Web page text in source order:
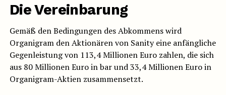
Die Vereinbarung
Gemäß den Bedingungen des Abkommens wird
Organigram den Aktionären von Sanity eine anfängliche
Gegenleistung von 113,4 Millionen Euro zahlen, die sich
aus 80 Millionen Euro in bar und 33,4 Millionen Euro in
Organigram-Aktien zusammensetzt.